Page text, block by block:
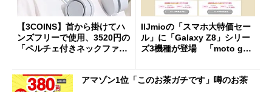
【3COINS】首から掛けてハ
ンズフリーで使用、3520円の
「ペルチェ付きネックファ
IIJmioの「スマホ大特価セー
ル」に「Galaxy Z8」シリー
ズ3機種が登場 「moto g37
アマゾン1位「このお茶ガチです」噂のお茶